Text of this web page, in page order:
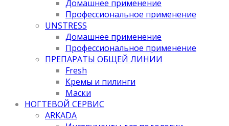
Домашнее применение
Профессиональное применение
UNSTRESS
Домашнее применение
Профессиональное применение
ПРЕПАРАТЫ ОБЩЕЙ ЛИНИИ
Fresh
Кремы и пилинги
Маски
НОГТЕВОЙ СЕРВИС
ARKADA